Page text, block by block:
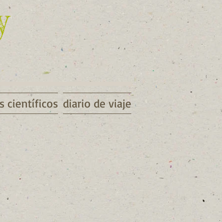
científicos diario de viaje